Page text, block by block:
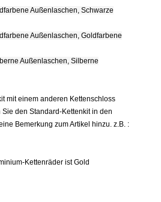
Außenlaschen, Schwarze
Außenlaschen, Goldfarbene
Außenlaschen, Silberne
mit einem anderen Kettenschloss
den Standard-Kettenkit in den
Bemerkung zum Artikel hinzu. z.B. :
Kettenräder ist Gold